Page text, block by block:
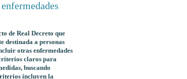
de Real Decreto que
destinada a personas
otras enfermedades
claros para
buscando
incluyen la